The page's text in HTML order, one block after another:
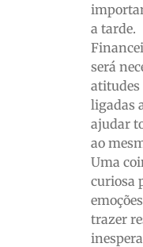
a tarde.
será
ligadas
ajudar
ao
Uma
curiosa
trazer